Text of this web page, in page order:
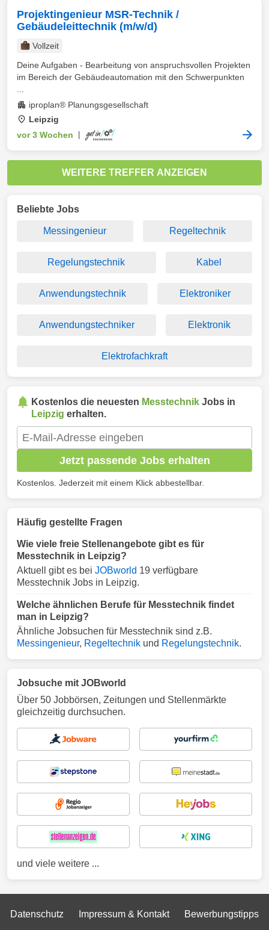
Projektingenieur MSR-Technik /
Gebäudeleittechnik (m/w/d)
Vollzeit
Deine Aufgaben - Bearbeitung von anspruchsvollen Projekten
im Bereich der Gebäudeautomation mit den Schwerpunkten
iproplan® Planungsgesellschaft
Leipzig
vor 3 Wochen
WEITERE TREFFER ANZEIGEN
Beliebte Jobs
Messingenieur Regeltechnik
Regelungstechnik Kabel
Anwendungstechnik Elektroniker
Anwendungstechniker Elektronik
Elektrofachkraft
Kostenlos die neuesten Messtechnik Jobs in
Leipzig erhalten.
Jetzt passende Jobs erhalten
Kostenlos. Jederzeit mit einem Klick abbestellbar.
Häufig gestellte Fragen
Wie viele freie Stellenangebote gibt es für
Messtechnik in Leipzig?
Aktuell gibt es bei JOBworld 19 verfügbare
Messtechnik Jobs in Leipzig.
Welche ähnlichen Berufe für Messtechnik findet
man in Leipzig?
Ähnliche Jobsuchen für Messtechnik sind z.B.
Messingenieur, Regeltechnik und Regelungstechnik.
Jobsuche mit JOBworld
Über 50 Jobbörsen, Zeitungen und Stellenmärkte
gleichzeitig durchsuchen.
und viele weitere ...
Datenschutz Impressum & Kontakt Bewerbungstipps